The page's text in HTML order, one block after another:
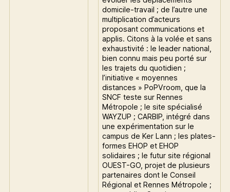
domicile-travail ; de l’autre une
multiplication d’acteurs
proposant communications et
applis. Citons à la volée et sans
exhaustivité : le leader national,
bien connu mais peu porté sur
les trajets du quotidien ;
l’initiative « moyennes
distances » PoPVroom, que la
SNCF teste sur Rennes
Métropole ; le site spécialisé
WAYZUP ; CARBIP, intégré dans
une expérimentation sur le
campus de Ker Lann ; les plates-
formes EHOP et EHOP
solidaires ; le futur site régional
OUEST-GO, projet de plusieurs
partenaires dont le Conseil
Régional et Rennes Métropole ;